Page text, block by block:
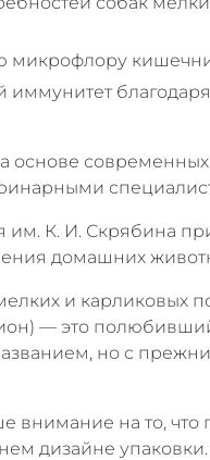
микрофлору
основе
К. И. Скрябина
домашних
и карликовых
— это
но с
на то, что
дизайне упаковки.